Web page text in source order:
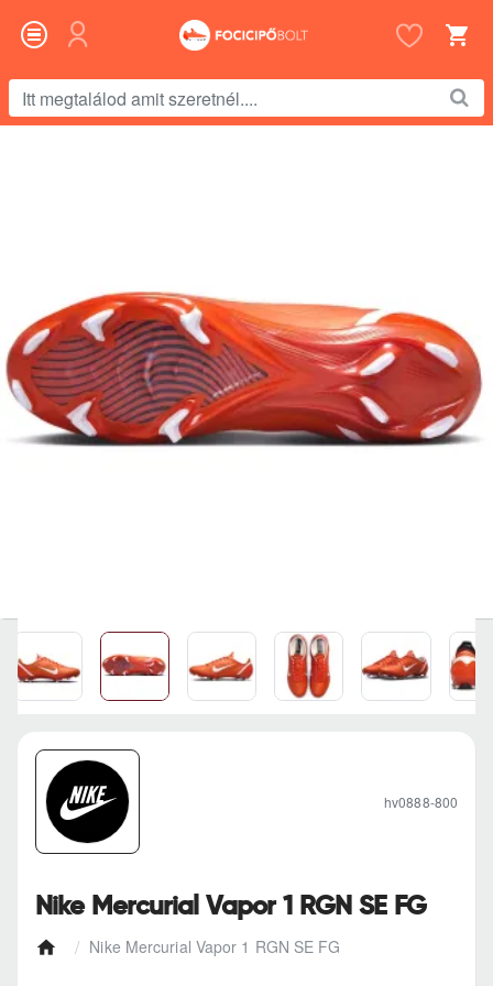
megtalálod
Nike Mercurial Vapor 1 RGN SE FG
Nike Mercurial Vapor 1 RGN SE FG
hv0888-800